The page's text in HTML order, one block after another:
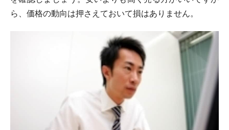
ら、価格の動向は押さえておいて損はありません。